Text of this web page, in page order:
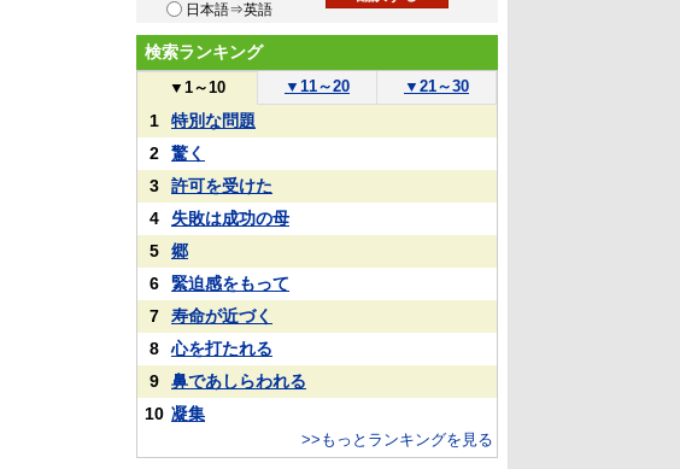
日本語⇒英語
検索ランキング
▼ 1～10 ▼ 11～20 ▼ 21～30
1
特別な問題
2
驚く
3
許可を受けた
4
失敗は成功の母
5
郷
6
緊迫感をもって
7
寿命が近づく
8
心を打たれる
9
鼻であしらわれる
10 凝集
>>もっとランキングを見る